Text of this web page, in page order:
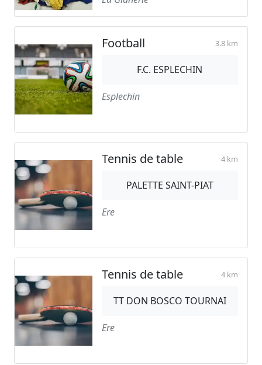
Football 3.8 km
F.C. ESPLECHIN
Esplechin
Tennis de table 4 km
PALETTE SAINT-PIAT
Ere
Tennis de table 4 km
TT DON BOSCO TOURNAI
Ere